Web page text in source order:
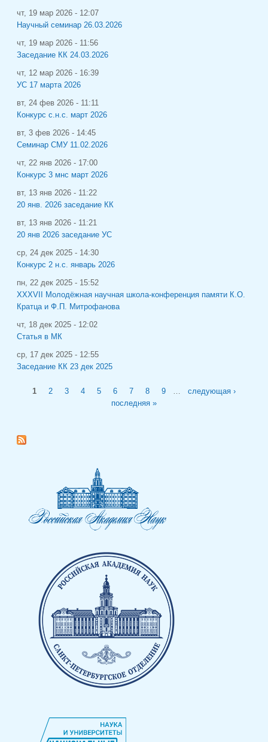
чт, 19 мар 2026 - 12:07
Научный семинар 26.03.2026
чт, 19 мар 2026 - 11:56
Заседание КК 24.03.2026
чт, 12 мар 2026 - 16:39
УС 17 марта 2026
вт, 24 фев 2026 - 11:11
Конкурс с.н.с. март 2026
вт, 3 фев 2026 - 14:45
Семинар СМУ 11.02.2026
чт, 22 янв 2026 - 17:00
Конкурс 3 мнс март 2026
вт, 13 янв 2026 - 11:22
20 янв. 2026 заседание КК
вт, 13 янв 2026 - 11:21
20 янв 2026 заседание УС
ср, 24 дек 2025 - 14:30
Конкурс 2 н.с. январь 2026
пн, 22 дек 2025 - 15:52
XXXVII Молодёжная научная школа-конференция памяти К.О.
Кратца и Ф.П. Митрофанова
чт, 18 дек 2025 - 12:02
Статья в МК
ср, 17 дек 2025 - 12:55
Заседание КК 23 дек 2025
Страницы
1 2 3 4 5 6 7 8 9
следующая ›
последняя »